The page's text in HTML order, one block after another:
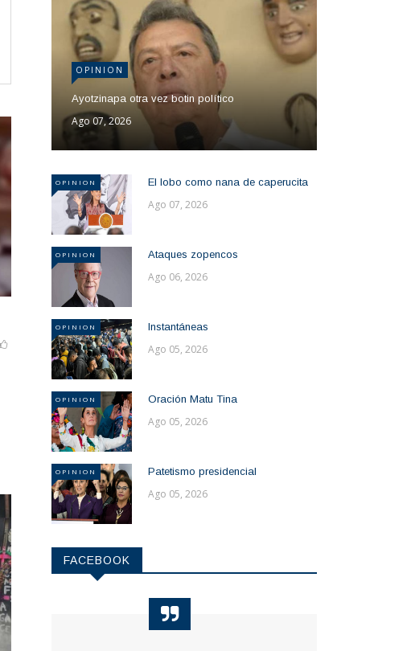
OPINION
Ayotzinapa otra vez botin político
Ago 07, 2026
OPINION El lobo como nana de caperucita
Ago 07, 2026
OPINION Ataques zopencos
Ago 06, 2026
OPINION Instantáneas
Ago 05, 2026
OPINION Oración Matu Tina
Ago 05, 2026
OPINION Patetismo presidencial
Ago 05, 2026
FACEBOOK